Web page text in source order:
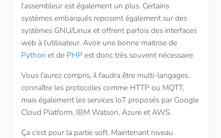
l’assembleur est également un plus. Certains
systèmes embarqués reposent également sur des
systèmes GNU/Linux et offrent parfois des interfaces
web à l’utilisateur. Avoir une bonne maitrise de
Python et de PHPest donc très souvent nécessaire.
Vous l’aurez compris, il faudra être multi-langages,
connaître les protocoles comme HTTP ou MQTT,
mais également les services IoT proposés par Google
Cloud Platform, IBM Watson, Azure et AWS.
Ça c’est pour la partie soft. Maintenant niveau